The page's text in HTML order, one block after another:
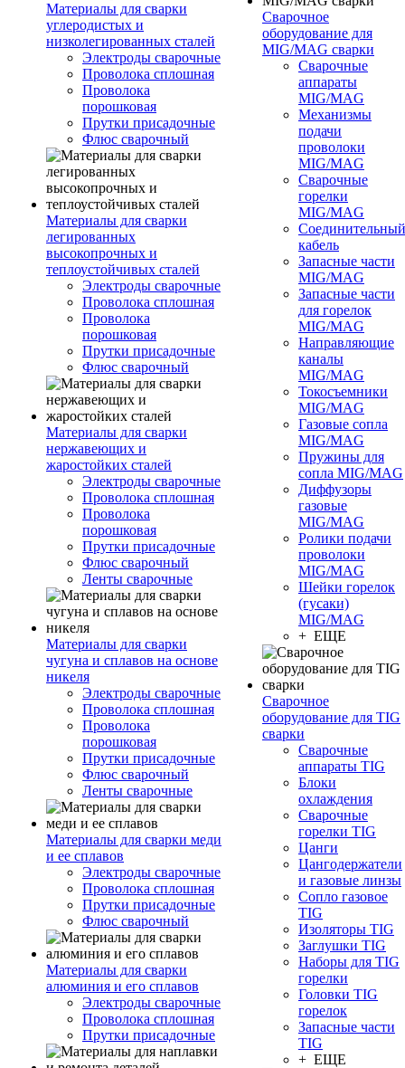
Материалы для сварки
углеродистых и
низколегированных сталей
Электроды сварочные
Проволока сплошная
Проволока
порошковая
Прутки присадочные
Флюс сварочный
Материалы для сварки
легированных
высокопрочных и
теплоустойчивых сталей
Электроды сварочные
Проволока сплошная
Проволока
порошковая
Прутки присадочные
Флюс сварочный
Материалы для сварки
нержавеющих и
жаростойких сталей
Электроды сварочные
Проволока сплошная
Проволока
порошковая
Прутки присадочные
Флюс сварочный
Ленты сварочные
Материалы для сварки
чугуна и сплавов на основе
никеля
Электроды сварочные
Проволока сплошная
Проволока
порошковая
Прутки присадочные
Флюс сварочный
Ленты сварочные
Материалы для сварки меди
и ее сплавов
Электроды сварочные
Проволока сплошная
Прутки присадочные
Флюс сварочный
Материалы для сварки
алюминия и его сплавов
Электроды сварочные
Проволока сплошная
Прутки присадочные
Сварочное
оборудование для
MIG/MAG сварки
Сварочные
аппараты
MIG/MAG
Механизмы
подачи
проволоки
MIG/MAG
Сварочные
горелки
MIG/MAG
Соединительный
кабель
Запасные части
MIG/MAG
Запасные части
для горелок
MIG/MAG
Направляющие
каналы
MIG/MAG
Токосъемники
MIG/MAG
Газовые сопла
MIG/MAG
Пружины для
сопла MIG/MAG
Диффузоры
газовые
MIG/MAG
Ролики подачи
проволоки
MIG/MAG
Шейки горелок
(гусаки)
MIG/MAG
+ ЕЩЕ
Сварочное
оборудование для TIG
сварки
Сварочные
аппараты TIG
Блоки
охлаждения
Сварочные
горелки TIG
Цанги
Цангодержатели
и газовые линзы
Сопло газовое
TIG
Изоляторы TIG
Заглушки TIG
Наборы для TIG
горелки
Головки TIG
горелок
Запасные части
TIG
+ ЕЩЕ